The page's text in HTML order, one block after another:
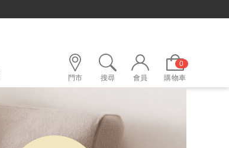
門市 搜尋 會員
0
購物車